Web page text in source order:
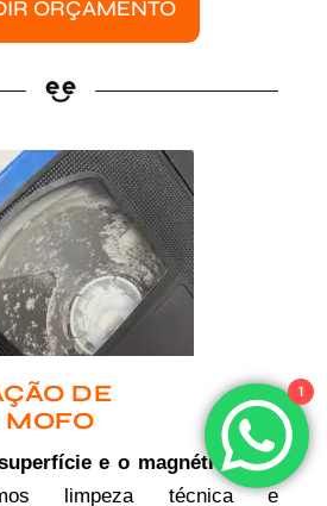
ORÇAMENTO
DE
MOFO
e o magnético das
limpeza técnica e
1